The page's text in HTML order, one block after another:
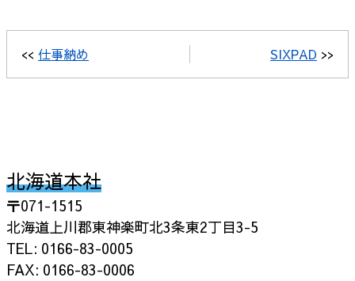
<< 仕事納め SIXPAD >>
北海道本社
〒071-1515
北海道上川郡東神楽町北3条東2丁目3-5
TEL: 0166-83-0005
FAX: 0166-83-0006